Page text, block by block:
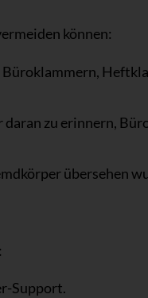
können:
zu erinnern,
übersehen
Support.